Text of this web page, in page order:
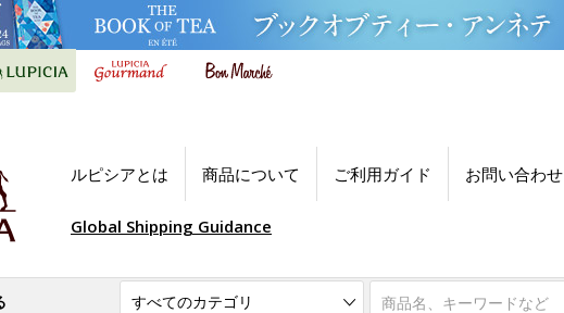
ルピシアとは 商品について ご利用ガイド お問い合わせ
Global Shipping Guidance